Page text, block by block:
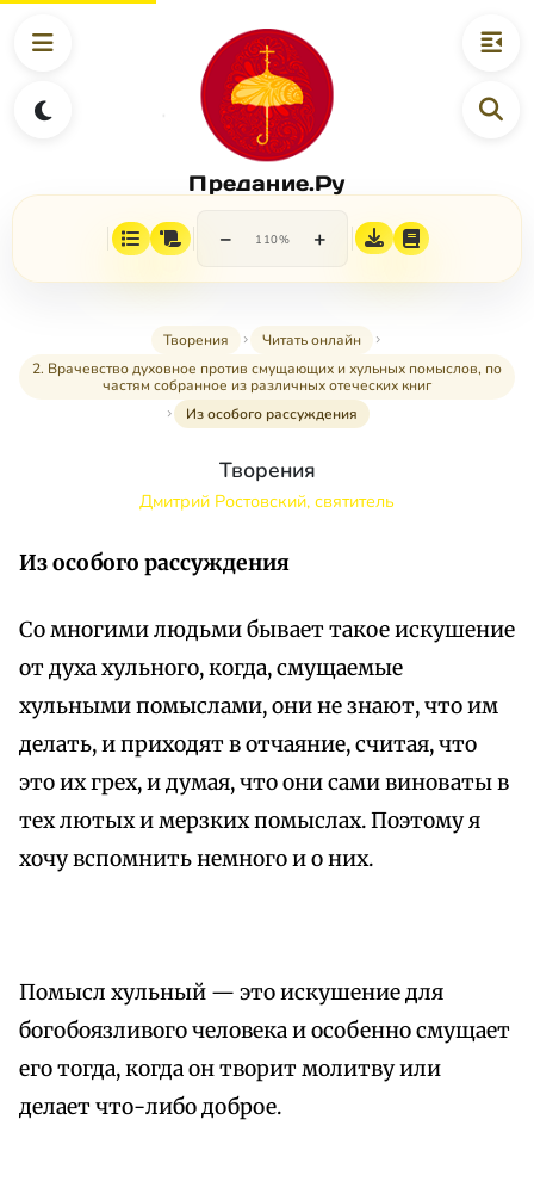
Предание.Ру
− 110% +
Творения
Читать онлайн
2. Врачевство духовное против смущающих и хульных помыслов, по
частям собранное из различных отеческих книг
Из особого рассуждения
Творения
Дмитрий Ростовский, святитель
Из особого рассуждения
Со многими людьми бывает такое искушение
от духа хульного, когда, смущаемые
хульными помыслами, они не знают, что им
делать, и приходят в отчаяние, считая, что
это их грех, и думая, что они сами виноваты в
тех лютых и мерзких помыслах. Поэтому я
хочу вспомнить немного и о них.
Помысл хульный — это искушение для
богобоязливого человека и особенно смущает
его тогда, когда он творит молитву или
делает что-либо доброе.